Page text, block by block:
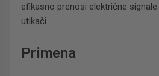
efikasno prenosi električne signale.
utikači.
Primena